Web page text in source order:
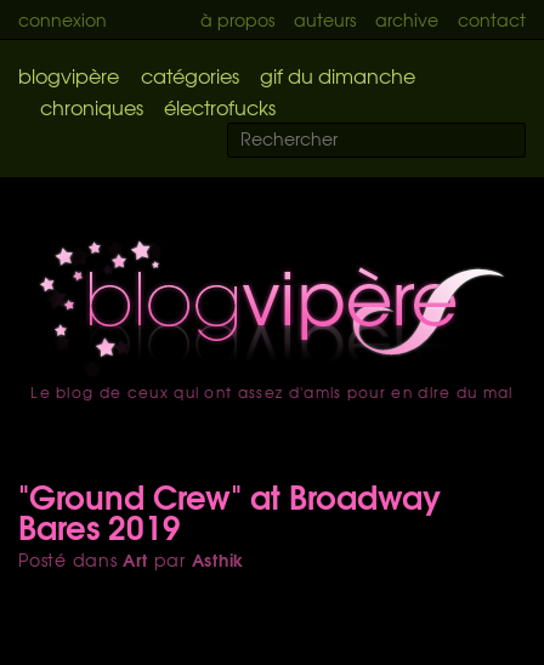
connexion à propos auteurs archive contact
blogvipère catégories
gif du dimanche
chroniques
électrofucks
accueil
Le blog de ceux qui ont assez d'amis pour en dire du mal
"Ground Crew" at Broadway
Bares 2019
Posté dansArt par Asthik